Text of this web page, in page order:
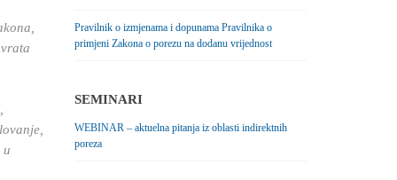
u
Pravilnik o izmjenama i dopunama Pravilnika o
primjeni Zakona o porezu na dodanu vrijednost
SEMINARI
WEBINAR – aktuelna pitanja iz oblasti indirektnih
poreza